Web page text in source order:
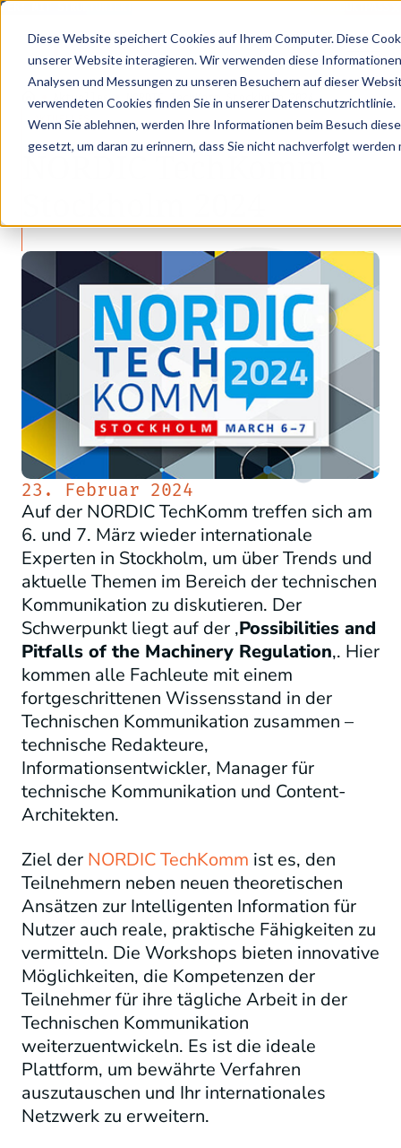
Diese Website speichert Cookies auf Ihrem Computer. Diese
unserer Website interagieren. Wir verwenden diese
Analysen und Messungen zu unseren Besuchern auf dieser
verwendeten Cookies finden Sie in unserer Datenschutzrichtlinie.
Wenn Sie ablehnen, werden Ihre Informationen beim Besuch
gesetzt, um daran zu erinnern, dass Sie nicht nachverfolgt werden
MIT STRUKTURIERTEN PRODUKTDATEN ZUM DIGITALEN
Aktuelles•
NORDIC TechKomm Stockholm 2024
AKTUELLES
NORDIC TechKomm
23. Februar 2024
Auf der NORDIC TechKomm treffen sich am
6. und 7. März wieder internationale
Experten in Stockholm, um über Trends und
aktuelle Themen im Bereich der technischen
Kommunikation zu diskutieren. Der
Schwerpunkt liegt auf der ‚Possibilities and
Pitfalls of the Machinery Regulation‚. Hier
kommen alle Fachleute mit einem
fortgeschrittenen Wissensstand in der
Technischen Kommunikation zusammen –
technische Redakteure,
Informationsentwickler, Manager für
technische Kommunikation und Content-
Architekten.
Ziel der NORDIC TechKomm ist es, den
Teilnehmern neben neuen theoretischen
Ansätzen zur Intelligenten Information für
Nutzer auch reale, praktische Fähigkeiten zu
vermitteln. Die Workshops bieten innovative
Möglichkeiten, die Kompetenzen der
Teilnehmer für ihre tägliche Arbeit in der
Technischen Kommunikation
weiterzuentwickeln. Es ist die ideale
Plattform, um bewährte Verfahren
auszutauschen und Ihr internationales
Netzwerk zu erweitern.